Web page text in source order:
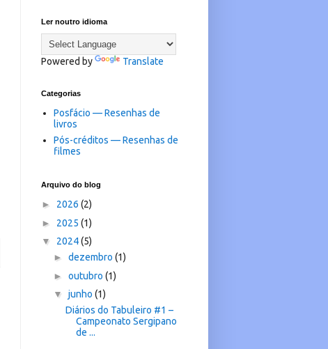
Ler noutro idioma
Powered by Translate
Categorias
Posfácio — Resenhas de
livros
Pós-créditos — Resenhas de
filmes
Arquivo do blog
► 2026 (2)
► 2025 (1)
▼ 2024(5)
► dezembro (1)
► outubro (1)
▼ junho (1)
Diários do Tabuleiro #1 –
Campeonato Sergipano
de ...